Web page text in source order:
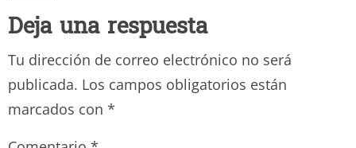
Deja una respuesta
Tu dirección de correo electrónico no será
publicada. Los campos obligatorios están
marcados con *